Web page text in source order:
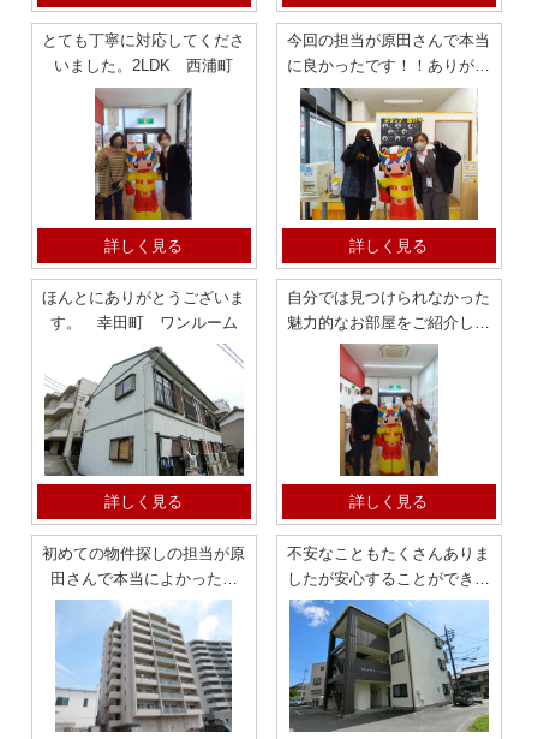
とても丁寧に対応してくださ
いました。2LDK 西浦町
詳しく見る
今回の担当が原田さんで本当
に良かったです！！ありがと
うございました。
詳しく見る
ほんとにありがとうございま
す。 幸田町 ワンルーム
詳しく見る
自分では見つけられなかった
魅力的なお部屋をご紹介して
いただけました。 御幸町
マンション
詳しく見る
初めての物件探しの担当が原
田さんで本当によかったで
す 神明町 マンション
不安なこともたくさんありま
したが安心することができま
した。 竹谷 2LDK